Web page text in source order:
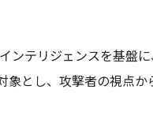
ンテリジェンスを基盤
とし、攻撃者の視点